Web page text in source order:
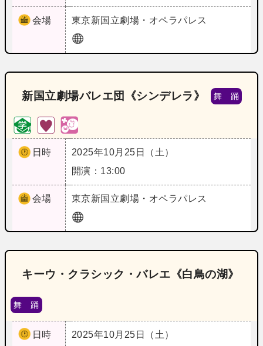
会場 東京新国立劇場・オペラパレス
新国立劇場バレエ団《シンデレラ》 舞 踊
日時
2025年10月25日（土）
開演：13:00
会場 東京新国立劇場・オペラパレス
キーウ・クラシック・バレエ《白鳥の湖》
舞 踊
日時
2025年10月25日（土）